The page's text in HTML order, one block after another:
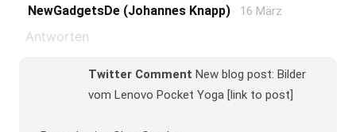
NewGadgetsDe (Johannes Knapp) 16 März
Antworten
Twitter Comment New blog post: Bilder
vom Lenovo Pocket Yoga [link to post]